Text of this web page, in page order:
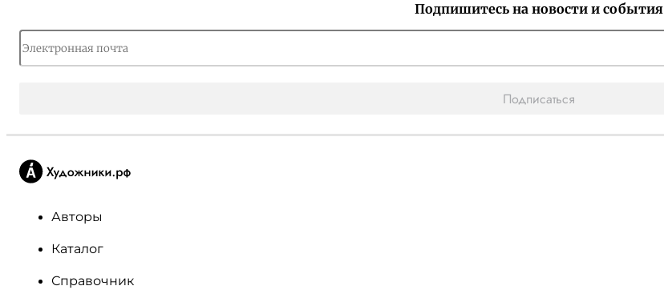
Подпишитесь на новости и события
Подписаться
Авторы
Каталог
Справочник